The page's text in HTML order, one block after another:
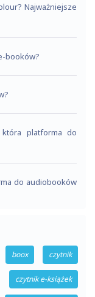
Najważniejsze
booków?
platforma do
do audiobooków
boox czytnik
czytnik e-książek